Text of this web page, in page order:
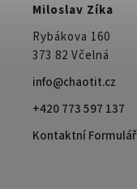
Miloslav Zíka
Rybákova 160
373 82 Včelná
info@chaotit.cz
+420 773 597 137
Kontaktní Formulář